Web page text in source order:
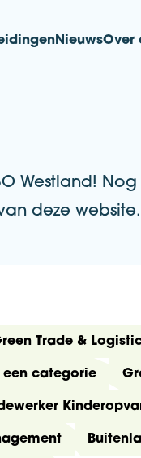
NieuwsOver
Westland!
deze website.
Trade &
een categorie